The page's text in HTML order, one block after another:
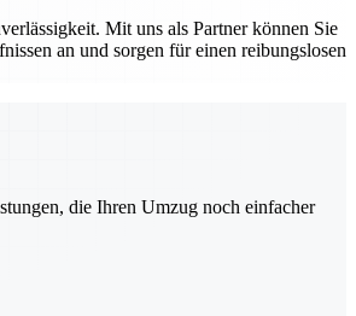
Mit uns als Partner können Sie
an und sorgen für einen reibungslosen
die Ihren Umzug noch einfacher